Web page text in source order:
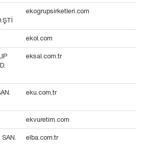
ekogrupsirketleri.com
ekol.com
eksal.com.tr
eku.com.tr
ekvuretim.com
elba.com.tr